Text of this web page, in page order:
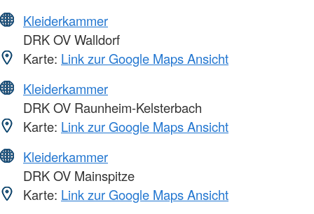
Kleiderkammer
DRK OV Walldorf
Karte: Link zur Google Maps Ansicht
Kleiderkammer
DRK OV Raunheim-Kelsterbach
Karte: Link zur Google Maps Ansicht
Kleiderkammer
DRK OV Mainspitze
Karte: Link zur Google Maps Ansicht